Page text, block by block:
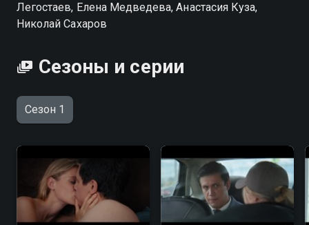
Легостаев, Елена Медведева, Анастасия Куза,
Николай Сахаров
Сезоны и серии
Сезон 1